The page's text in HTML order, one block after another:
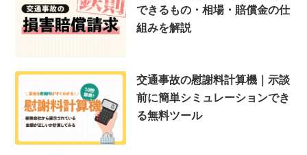
できるもの・相場・賠償金の仕
組みを解説
交通事故の慰謝料計算機｜示談
前に簡単シミュレーションでき
る無料ツール